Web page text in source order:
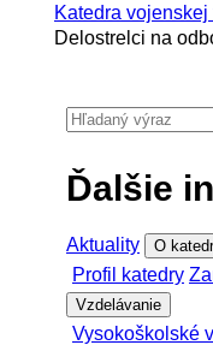
Katedra
Delostrelci na
Ďalšie
Aktuality O
Profil katedry
Vzdelávanie
Vysokoškolské